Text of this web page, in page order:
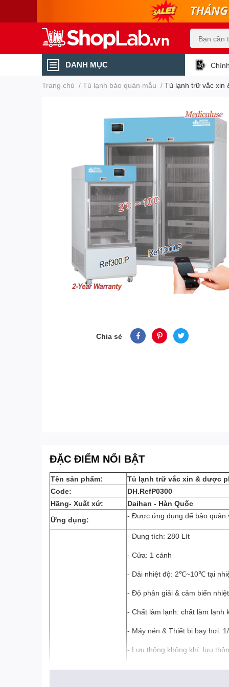
DANH MỤC
Trang chủ / Tủ lạnh bảo quản mẫu / Tủ lạnh trữ vắc xin
Chia sẻ
ĐẶC ĐIỂM NỔI BẬT
Tên sản phẩm:
Tủ lạnh trữ vắc xin & dược
Code:
DH.RefP0300
Hãng- Xuất xứ:
Daihan - Hàn Quốc
Ứng dụng:
- Được ứng dụng để bảo quản
- Dung tích: 280 Lít
- Cửa: 1 cánh
- Dải nhiệt độ: 2℃~10℃ tại
- Độ phân giải & cảm biến
- Chất làm lạnh: chất làm lạnh
- Máy nén & Thiết bị bay hơi:
- Lưu thông không khí: lưu
- Kệ (Đã bao gồm):